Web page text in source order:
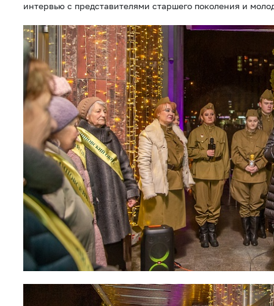
интервью с представителями старшего поколения и